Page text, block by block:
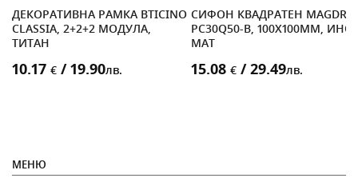
ДЕКОРАТИВНА РАМКА BTICINO
CLASSIA, 2+2+2 МОДУЛА,
ТИТАН
10.17 € / 19.90лв.
СИФОН КВАДРАТЕН
PC30Q50-B, 100X100MM,
МАТ
15.08 € / 29.49лв.
МЕНЮ